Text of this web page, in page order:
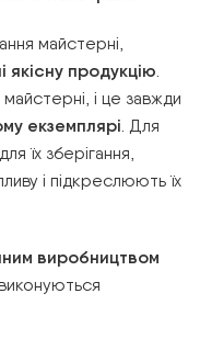
майстерні,
якісну продукцію.
і це завжди
екземплярі. Для
їх зберігання,
і підкреслюють їх
виробництвом